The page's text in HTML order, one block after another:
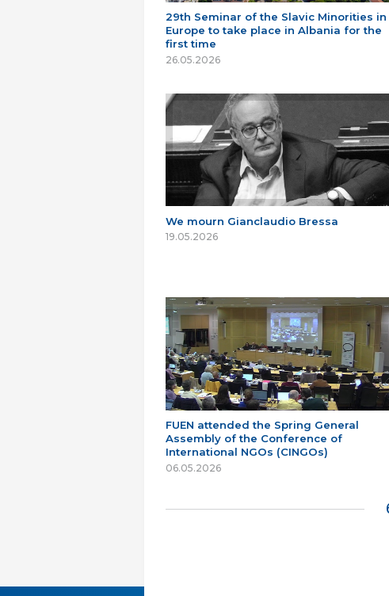
29th Seminar of the Slavic Minorities in
Europe to take place in Albania for the
first time
26.05.2026
We mourn Gianclaudio Bressa
19.05.2026
FUEN attended the Spring General
Assembly of the Conference of
International NGOs (CINGOs)
06.05.2026